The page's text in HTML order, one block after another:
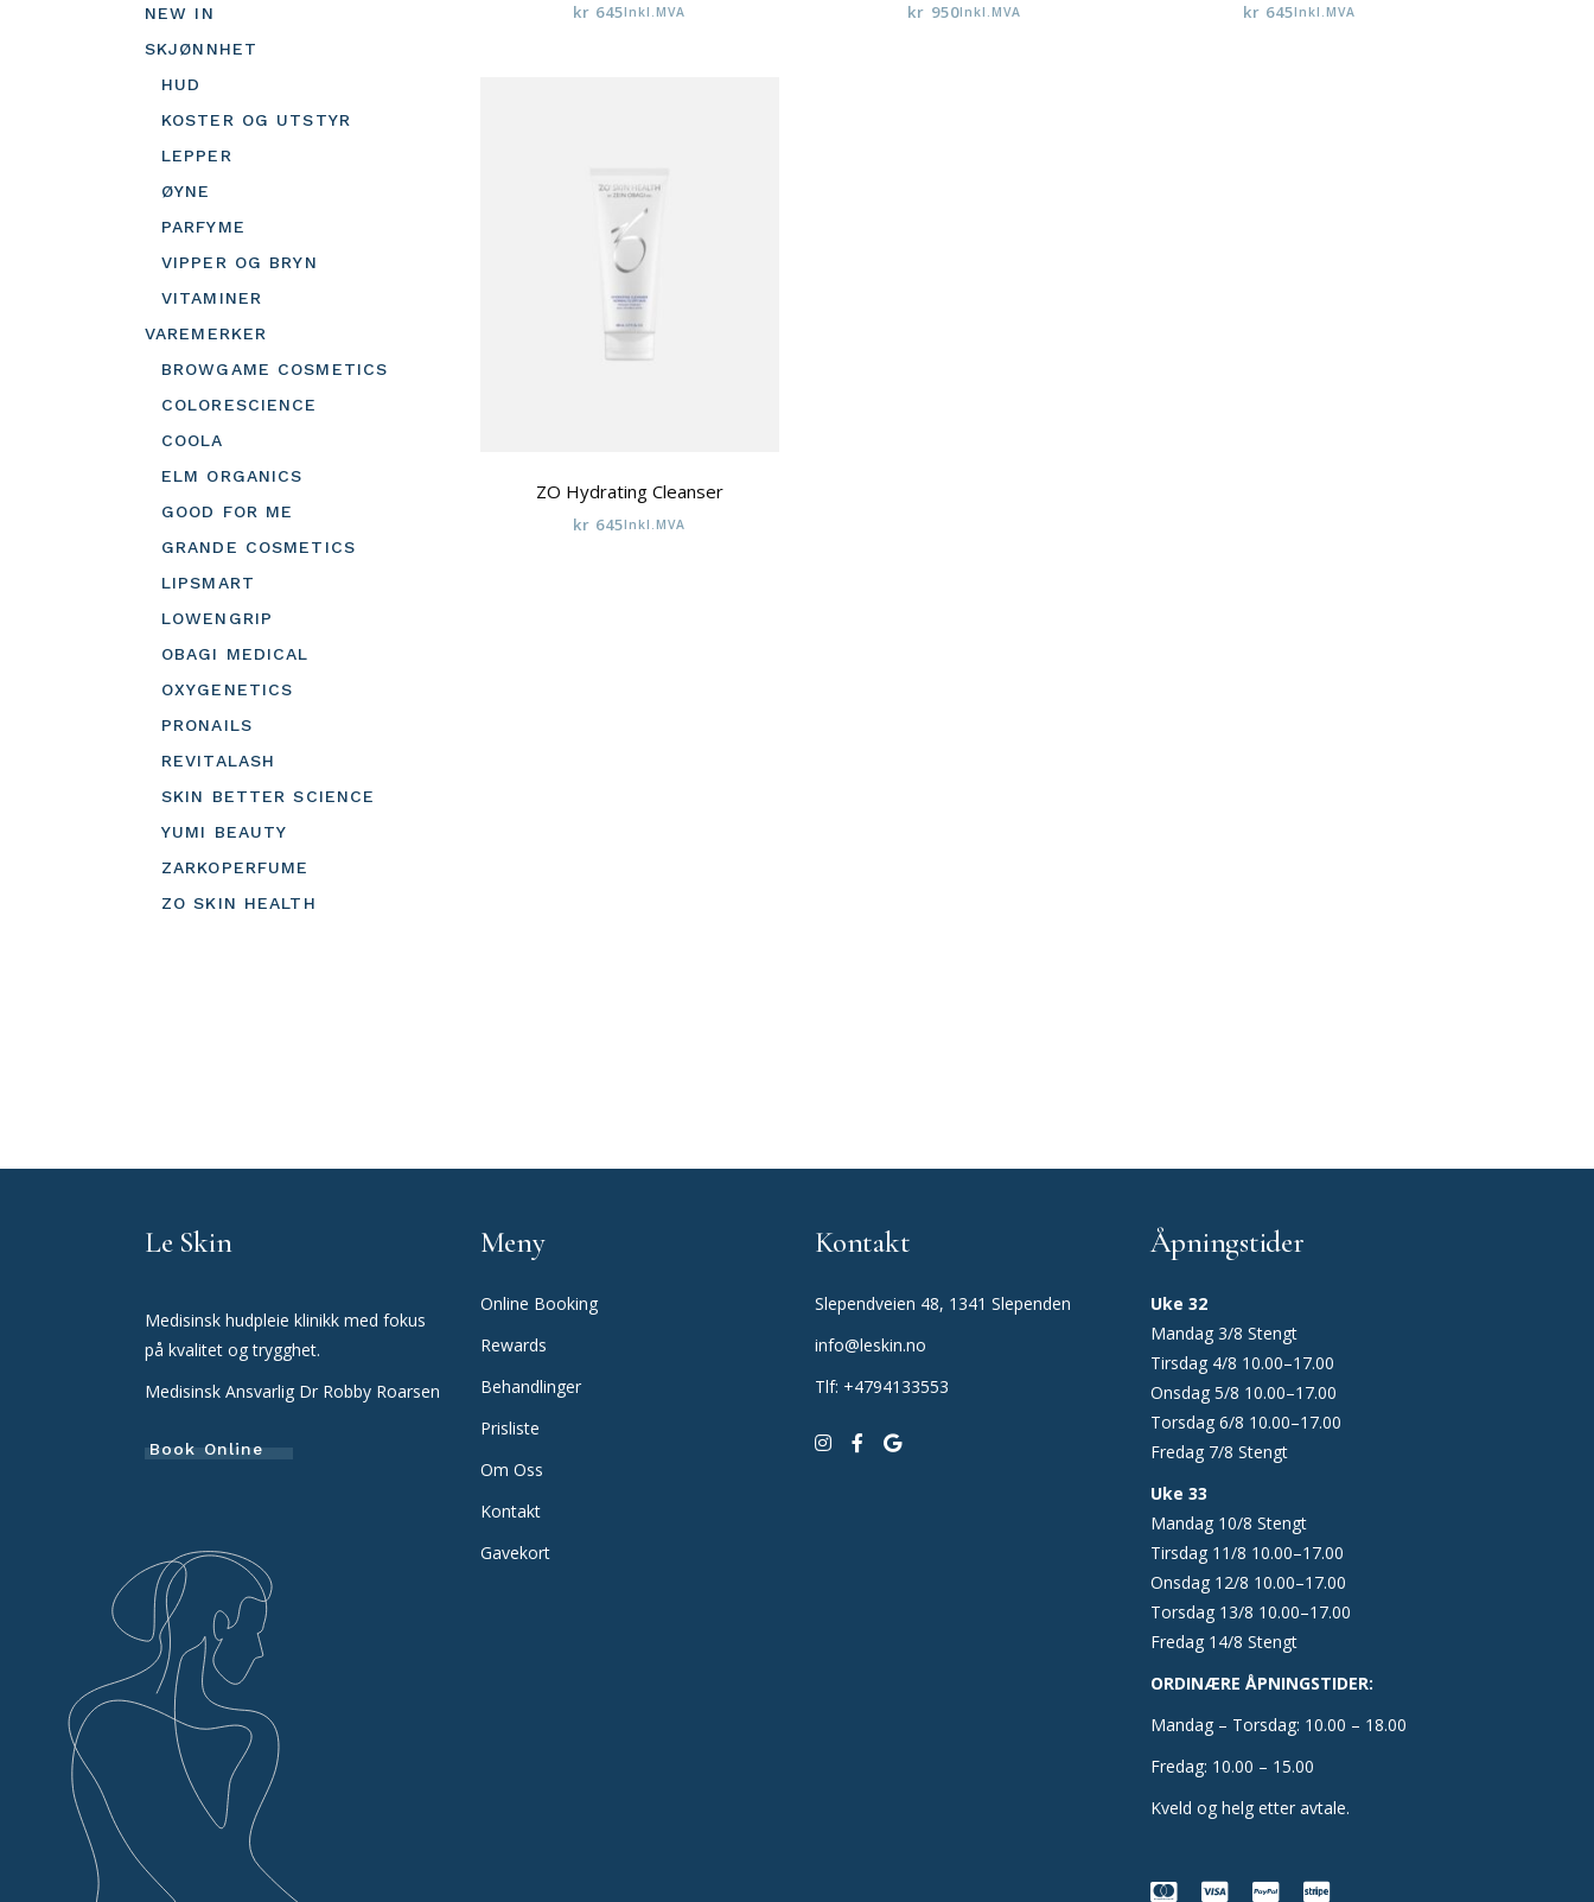
kr 645Inkl.MVA kr 950Inkl.MVA kr 645Inkl.MVA
ZO Hydrating Cleanser
kr 645Inkl.MVA
NEW IN
SKJØNNHET
HUD
KOSTER OG UTSTYR
LEPPER
ØYNE
PARFYME
VIPPER OG BRYN
VITAMINER
VAREMERKER
BROWGAME COSMETICS
COLORESCIENCE
COOLA
ELM ORGANICS
GOOD FOR ME
GRANDE COSMETICS
LIPSMART
LOWENGRIP
OBAGI MEDICAL
OXYGENETICS
PRONAILS
REVITALASH
SKIN BETTER SCIENCE
YUMI BEAUTY
ZARKOPERFUME
ZO SKIN HEALTH
Le Skin
Medisinsk hudpleie klinikk med fokus
på kvalitet og trygghet.
Medisinsk Ansvarlig Dr Robby Roarsen
Book Online
Meny
Online Booking
Rewards
Behandlinger
Prisliste
Om Oss
Kontakt
Gavekort
Kontakt
Slependveien 48, 1341 Slependen
info@leskin.no
Tlf: +4794133553
Åpningstider
Uke 32
Mandag 3/8 Stengt
Tirsdag 4/8 10.00–17.00
Onsdag 5/8 10.00–17.00
Torsdag 6/8 10.00–17.00
Fredag 7/8 Stengt
Uke 33
Mandag 10/8 Stengt
Tirsdag 11/8 10.00–17.00
Onsdag 12/8 10.00–17.00
Torsdag 13/8 10.00–17.00
Fredag 14/8 Stengt
ORDINÆRE ÅPNINGSTIDER:
Mandag – Torsdag: 10.00 – 18.00
Fredag: 10.00 – 15.00
Kveld og helg etter avtale.